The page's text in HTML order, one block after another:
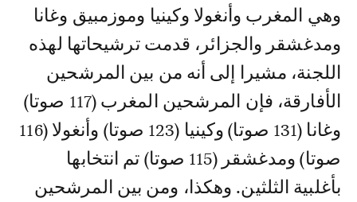
وهي المغرب وأنغولا وكينيا وموزمبيق وغانا
ومدغشقر والجزائر، قدمت ترشيحاتها لهذه
اللجنة، مشيرا إلى أنه من بين المرشحين
الأفارقة، فإن المرشحين المغرب (117 صوتا)
وغانا (131 صوتا) وكينيا (123 صوتا) وأنغولا (116
صوتا) ومدغشقر (115 صوتا) تم انتخابها
بأغلبية الثلثين. وهكذا، ومن بين المرشحين